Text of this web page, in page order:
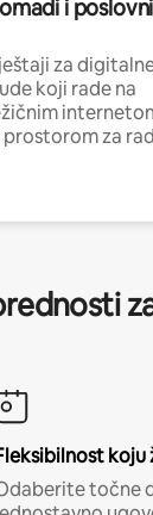
i poslovni
za
koji rade na
za
koju
točne